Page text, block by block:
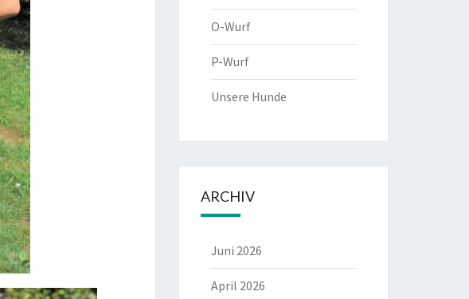
O-Wurf
P-Wurf
Unsere Hunde
ARCHIV
Juni 2026
April 2026